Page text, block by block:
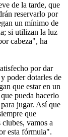
de la tarde, que
reservarlo por
un mínimo de
si utilizan la luz
cabeza", ha
por dar
poder dotarles de
que estar en un
pueda hacerlo
jugar. Así que
que
vamos a
esta fórmula".